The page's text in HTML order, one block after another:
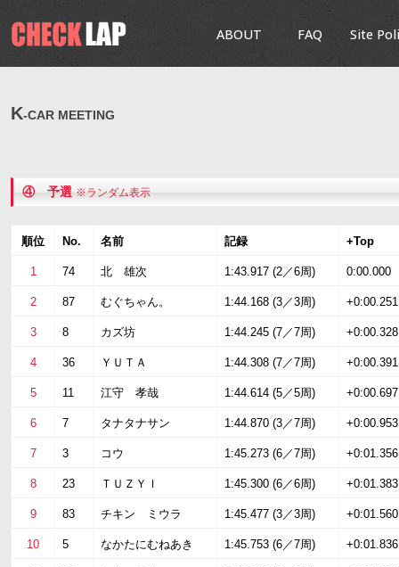
ABOUT FAQ Site
K-CAR MEETING
④ 予選 ※ランダム表示
順位 No. 名前 記録 +Top
1 74 北 雄次 1:43.917 (2／6周) 0:00.000
2 87 むぐちゃん。 1:44.168 (3／3周) +0:00.251
3 8 カズ坊 1:44.245 (7／7周) +0:00.328
4 36 ＹＵＴＡ 1:44.308 (7／7周) +0:00.391
5 11 江守 孝哉 1:44.614 (5／5周) +0:00.697
6 7 タナタナサン 1:44.870 (3／7周) +0:00.953
7 3 コウ 1:45.273 (6／7周) +0:01.356
8 23 ＴＵＺＹＩ 1:45.300 (6／6周) +0:01.383
9 83 チキン ミウラ 1:45.477 (3／3周) +0:01.560
10 5 なかたにむねあき 1:45.753 (6／7周) +0:01.836